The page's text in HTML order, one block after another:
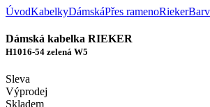
ÚvodKabelkyDámskáPřes ramenoRieker
Dámská kabelka RIEKER
H1016-54 zelená W5
Sleva
Výprodej
Skladem